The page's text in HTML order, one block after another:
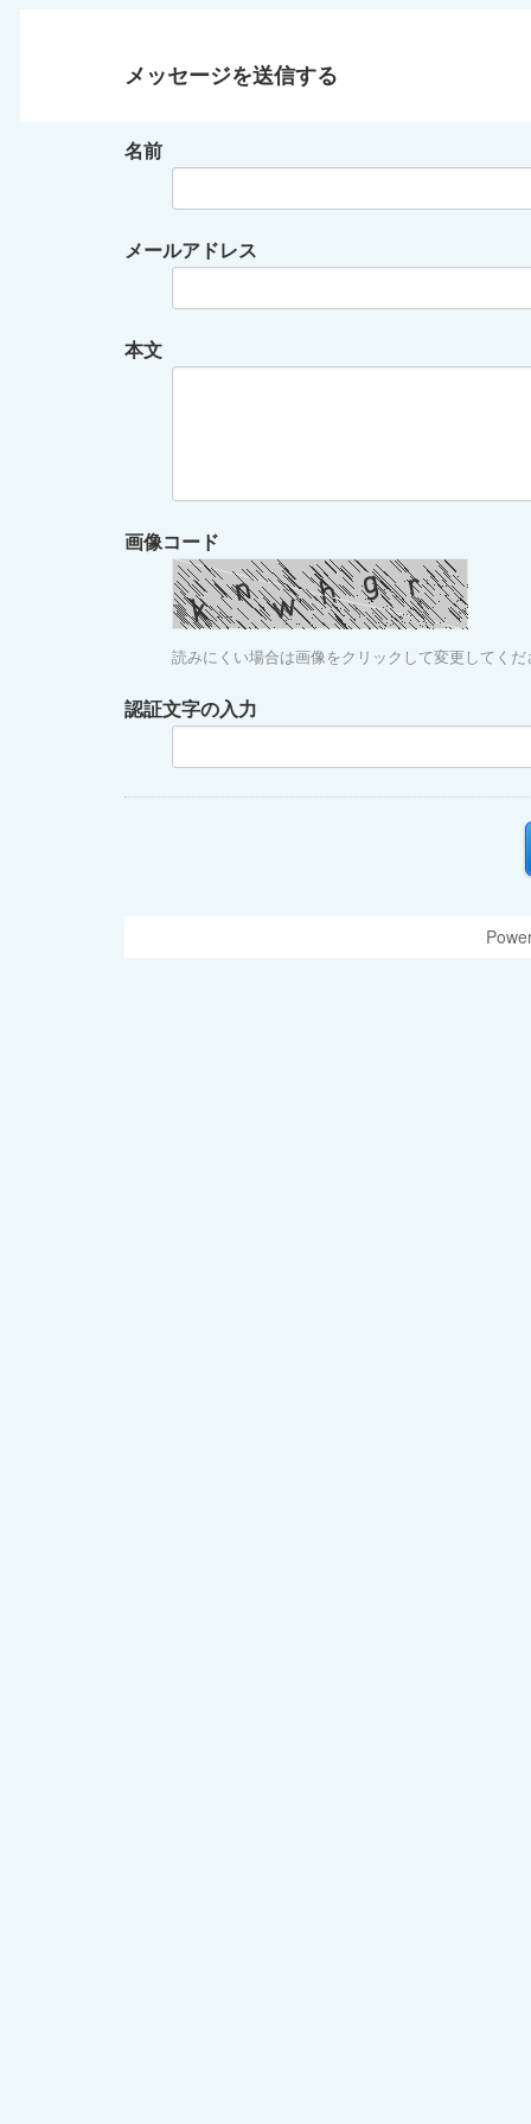
メッセージを送信する
名前
メールアドレス
本文
画像コード
読みにくい場合は画像をクリックして変更してくだ
認証文字の入力